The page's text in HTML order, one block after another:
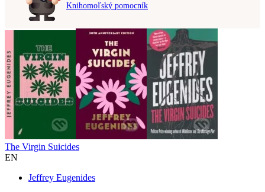
Knihomoľský pomocník
The Virgin Suicides
EN
Jeffrey Eugenides